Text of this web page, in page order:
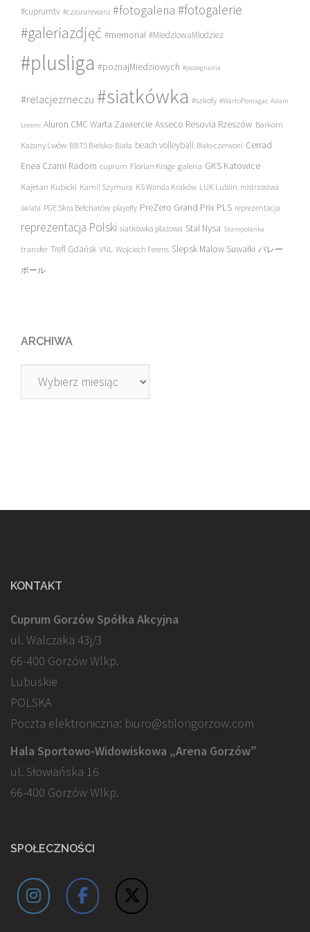
#cuprumtv #czasnarewanż #fotogaleria #fotogalerie
#galeriazdjęć #memoriał #MiedziowaMlodziez
#plusliga #poznajMiedziowych #pożegnania
#relacjezmeczu #siatkówka #szkoły #WartoPomagac Adam
Lorenc Aluron CMC Warta Zawiercie Asseco Resovia Rzeszów Barkom
Każany Lwów BBTS Bielsko-Biała beach volleyball Biało-czerwoni Cerrad
Enea Czarni Radom cuprum Florian Krage galeria GKS Katowice
Kajetan Kubicki Kamil Szymura KS Wanda Kraków LUK Lublin mistrzostwa
świata PGE Skra Bełchatów playoffy PreZero Grand Prix PLS reprezentacja
reprezentacja Polski siatkówka plażowa Stal Nysa Staropolanka
transfer Trefl Gdańsk VNL Wojciech Ferens Ślepsk Malow Suwałki バレー
ボール
ARCHIWA
Archiwa
KONTAKT
Cuprum Gorzów Spółka Akcyjna
ul. Walczaka 43j/3
66-400 Gorzów Wlkp.
Lubuskie
POLSKA
Poczta elektroniczna: biuro@stilongorzow.com
Hala Sportowo-Widowiskowa „Arena Gorzów”
ul. Słowiańska 16
66-400 Gorzów Wlkp.
SPOŁECZNOŚCI